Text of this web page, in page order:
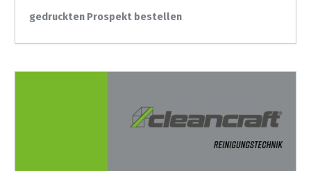
gedruckten Prospekt bestellen